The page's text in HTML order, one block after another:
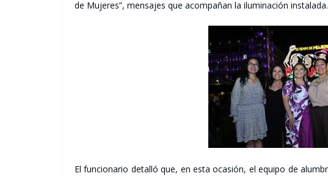
de Mujeres”, mensajes que acompañan la iluminación instalada.
El funcionario detalló que, en esta ocasión, el equipo de